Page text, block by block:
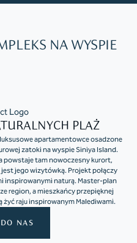
NA WYSPIE
PLAŻ
apartamentowce osadzone
zatoki na wyspie Siniya Island.
powstaje tam nowoczesny kurort,
jego wizytówką. Projekt połączy
inspirowanymi naturą. Master-plan
region, a mieszkańcy przepięknej
żyć raju inspirowanym Malediwami.
NAS